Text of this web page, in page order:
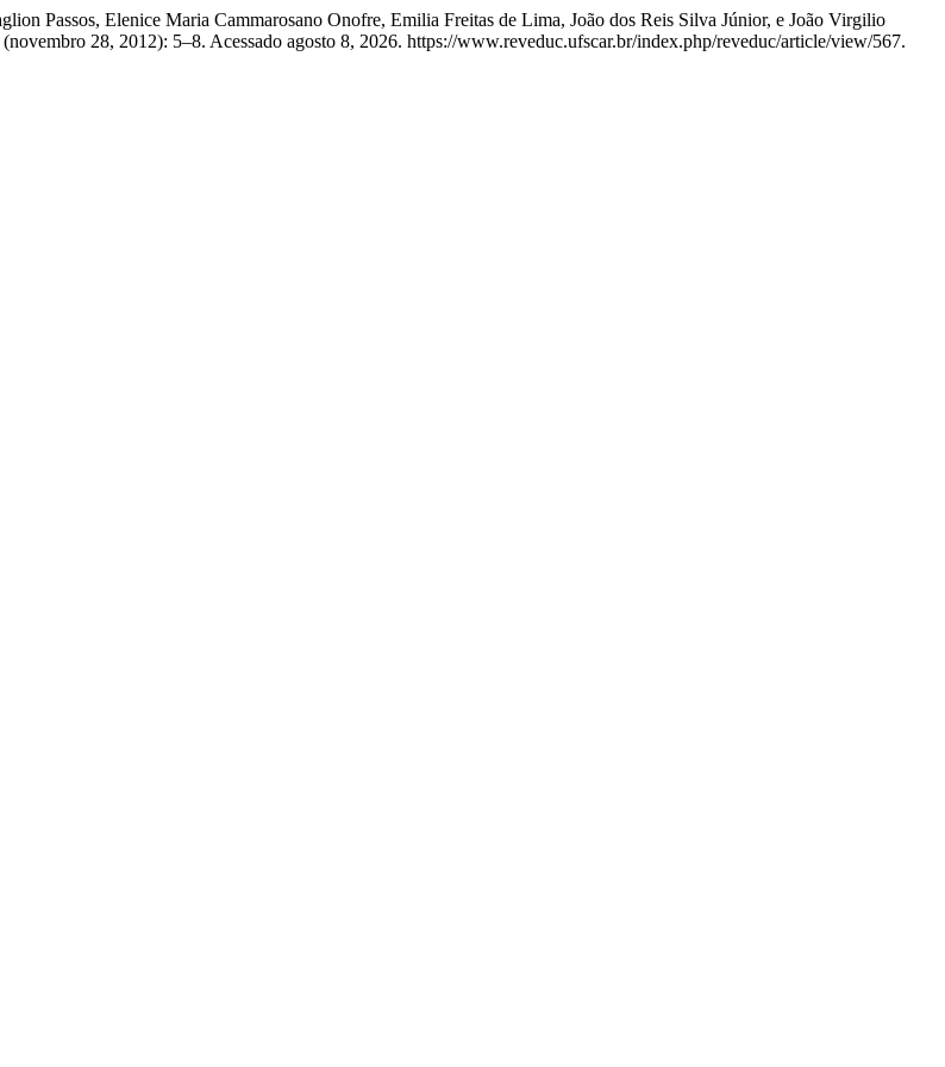
Passos, Elenice Maria Cammarosano Onofre, Emilia Freitas de Lima, João dos Reis Silva Júnior, e João Virgilio
28, 2012): 5–8. Acessado agosto 8, 2026. https://www.reveduc.ufscar.br/index.php/reveduc/article/view/567.